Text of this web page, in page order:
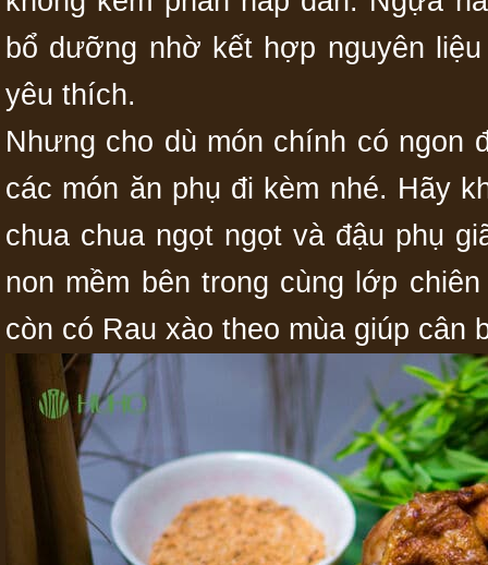
bổ dưỡng nhờ kết hợp nguyên
yêu thích.
Nhưng cho dù món chính có ngon
các món ăn phụ đi kèm nhé. Hãy
chua chua ngọt ngọt và đậu phụ
non mềm bên trong cùng lớp
còn có Rau xào theo mùa giúp cân